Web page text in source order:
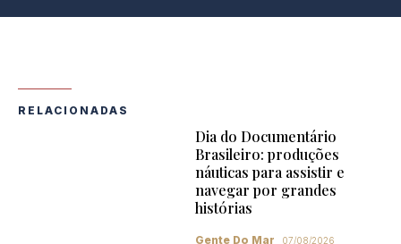
RELACIONADAS
Dia do Documentário
Brasileiro: produções
náuticas para assistir e
navegar por grandes
histórias
Gente Do Mar 07/08/2026